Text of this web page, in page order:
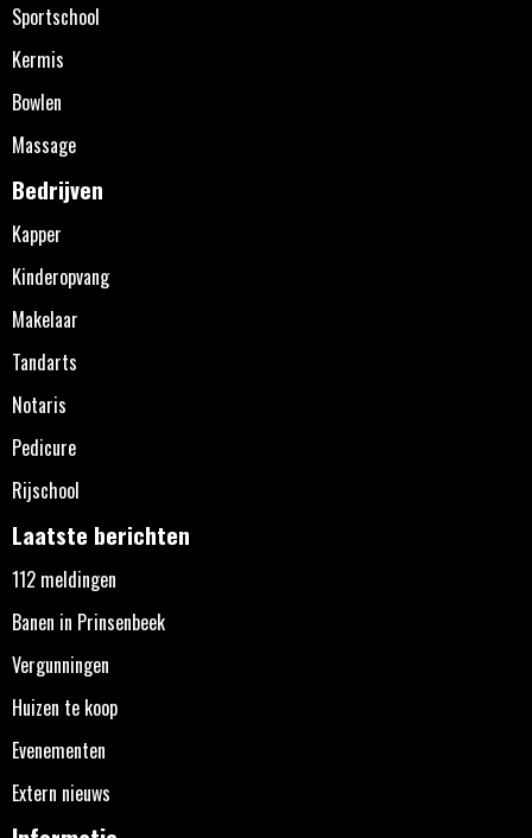
Sportschool
Kermis
Bowlen
Massage
Bedrijven
Kapper
Kinderopvang
Makelaar
Tandarts
Notaris
Pedicure
Rijschool
Laatste berichten
112 meldingen
Banen in Prinsenbeek
Vergunningen
Huizen te koop
Evenementen
Extern nieuws